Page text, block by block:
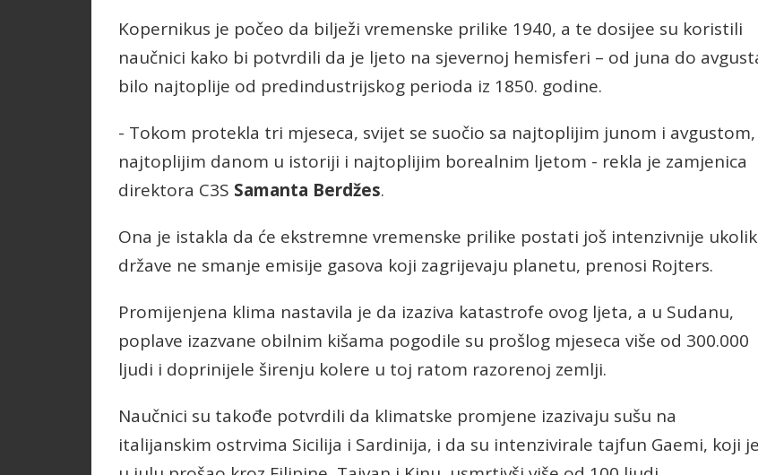
Kopernikus je počeo da bilježi vremenske prilike 1940, a te dosijee su koristili
naučnici kako bi potvrdili da je ljeto na sjevernoj hemisferi – od juna do
bilo najtoplije od predindustrijskog perioda iz 1850. godine.
- Tokom protekla tri mjeseca, svijet se suočio sa najtoplijim junom i avgustom,
najtoplijim danom u istoriji i najtoplijim borealnim ljetom - rekla je zamjenica
direktora C3S Samanta Berdžes.
Ona je istakla da će ekstremne vremenske prilike postati još intenzivnije
države ne smanje emisije gasova koji zagrijevaju planetu, prenosi Rojters.
Promijenjena klima nastavila je da izaziva katastrofe ovog ljeta, a u Sudanu,
poplave izazvane obilnim kišama pogodile su prošlog mjeseca više od 300.000
ljudi i doprinijele širenju kolere u toj ratom razorenoj zemlji.
Naučnici su takođe potvrdili da klimatske promjene izazivaju sušu na
italijanskim ostrvima Sicilija i Sardinija, i da su intenzivirale tajfun Gaemi, koji je